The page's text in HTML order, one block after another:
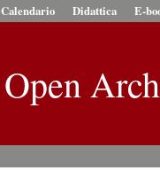
Calendario Didattica E-
Open